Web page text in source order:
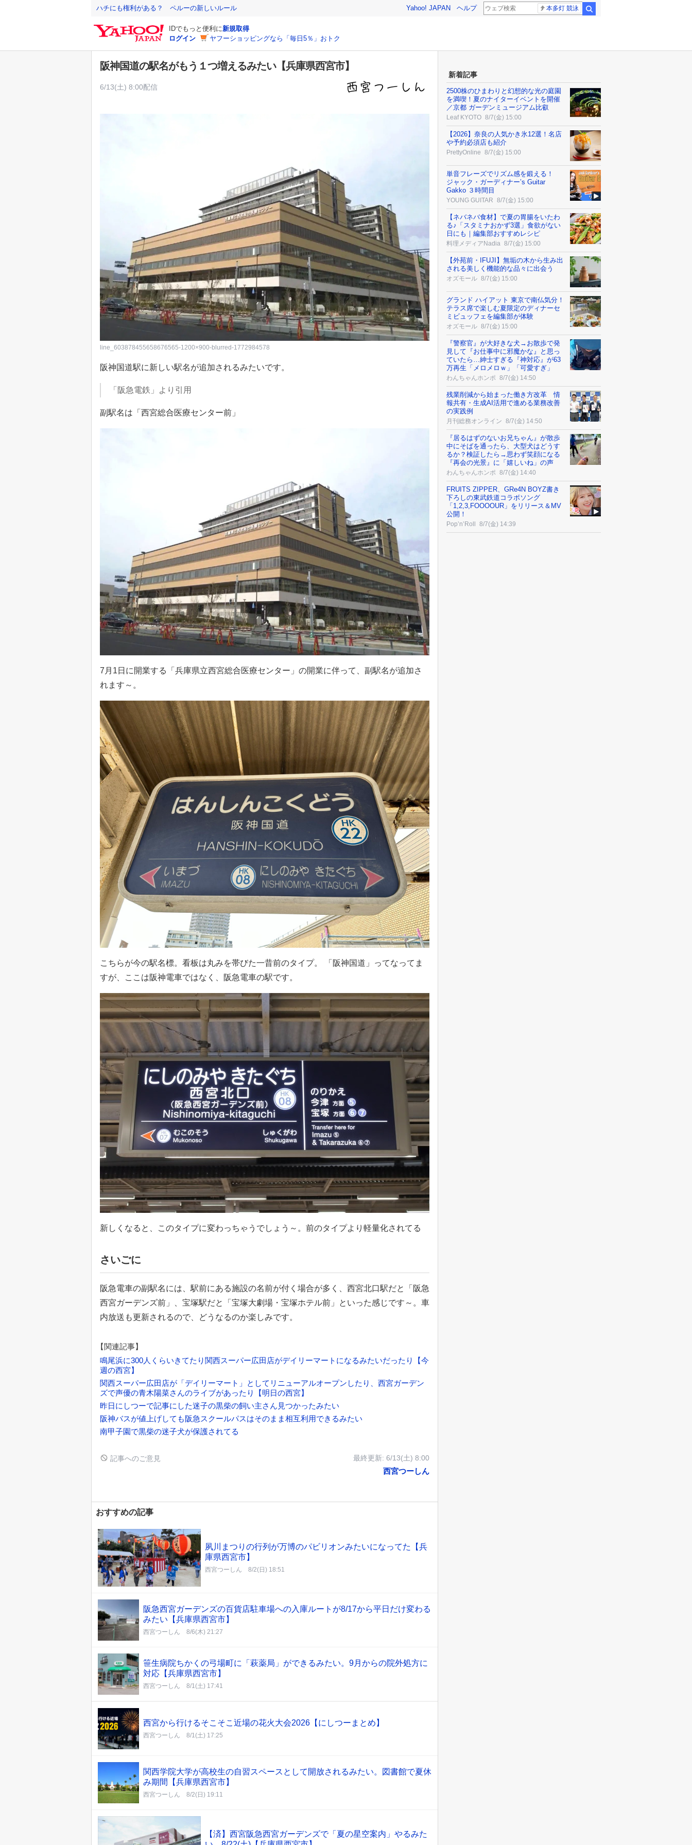
ハチにも権利がある？ ペルーの新しいルール Yahoo! JAPAN ヘルプ 本多灯 競泳
IDでもっと便利に新規取得
ログイン
ヤフーショッピングなら「毎日5％」おトク
阪神国道の駅名がもう１つ増えるみたい【兵庫県西宮市】
6/13(土) 8:00配信
line_603878455658676565-1200×900-blurred-1772984578
阪神国道駅に新しい駅名が追加されるみたいです。
「阪急電鉄」より引用
副駅名は「西宮総合医療センター前」
7月1日に開業する「兵庫県立西宮総合医療センター」の開業に伴って、副駅名が追加さ
れます～。
こちらが今の駅名標。看板は丸みを帯びた一昔前のタイプ。 「阪神国道」ってなってま
すが、ここは阪神電車ではなく、阪急電車の駅です。
新しくなると、このタイプに変わっちゃうでしょう～。前のタイプより軽量化されてる
さいごに
阪急電車の副駅名には、駅前にある施設の名前が付く場合が多く、西宮北口駅だと「阪急
西宮ガーデンズ前」、宝塚駅だと「宝塚大劇場・宝塚ホテル前」といった感じです～。車
内放送も更新されるので、どうなるのか楽しみです。
【関連記事】
鳴尾浜に300人くらいきてたり関西スーパー広田店がデイリーマートになるみたいだったり【今
週の西宮】
関西スーパー広田店が「デイリーマート」としてリニューアルオープンしたり、西宮ガーデン
ズで声優の青木陽菜さんのライブがあったり【明日の西宮】
昨日にしつーで記事にした迷子の黒柴の飼い主さん見つかったみたい
阪神バスが値上げしても阪急スクールパスはそのまま相互利用できるみたい
南甲子園で黒柴の迷子犬が保護されてる
記事へのご意見 最終更新: 6/13(土) 8:00
西宮つーしん
おすすめの記事
夙川まつりの行列が万博のパビリオンみたいになってた【兵
庫県西宮市】
西宮つーしん 8/2(日) 18:51
阪急西宮ガーデンズの百貨店駐車場への入庫ルートが8/17から平日だけ変わる
みたい【兵庫県西宮市】
西宮つーしん 8/6(木) 21:27
笹生病院ちかくの弓場町に「萩薬局」ができるみたい。9月からの院外処方に
対応【兵庫県西宮市】
西宮つーしん 8/1(土) 17:41
西宮から行けるそこそこ近場の花火大会2026【にしつーまとめ】
西宮つーしん 8/1(土) 17:25
関西学院大学が高校生の自習スペースとして開放されるみたい。図書館で夏休
み期間【兵庫県西宮市】
西宮つーしん 8/2(日) 19:11
【済】西宮阪急西宮ガーデンズで「夏の星空案内」やるみた
新着記事
2500株のひまわりと幻想的な光の庭園
を満喫！夏のナイターイベントを開催
／京都 ガーデンミュージアム比叡
Leaf KYOTO 8/7(金) 15:00
【2026】奈良の人気かき氷12選！名店
や予約必須店も紹介
PrettyOnline 8/7(金) 15:00
単音フレーズでリズム感を鍛える！
ジャック・ガーディナー’s Guitar
Gakko ３時間目
YOUNG GUITAR 8/7(金) 15:00
【ネバネバ食材】で夏の胃腸をいたわ
る♪「スタミナおかず3選」食欲がない
日にも｜編集部おすすめレシピ
料理メディアNadia 8/7(金) 15:00
【外苑前・IFUJI】無垢の木から生み出
される美しく機能的な品々に出会う
オズモール 8/7(金) 15:00
グランド ハイアット 東京で南仏気分！
テラス席で楽しむ夏限定のディナーセ
ミビュッフェを編集部が体験
オズモール 8/7(金) 15:00
『警察官』が大好きな犬→お散歩で発
見して『お仕事中に邪魔かな』と思っ
ていたら…紳士すぎる『神対応』が63
万再生「メロメロｗ」「可愛すぎ」
わんちゃんホンポ 8/7(金) 14:50
残業削減から始まった働き方改革 情
報共有・生成AI活用で進める業務改善
の実践例
月刊総務オンライン 8/7(金) 14:50
『居るはずのないお兄ちゃん』が散歩
中にそばを通ったら、大型犬はどうす
るか？検証したら→思わず笑顔になる
『再会の光景』に「嬉しいね」の声
わんちゃんホンポ 8/7(金) 14:40
FRUITS ZIPPER、GRe4N BOYZ書き
下ろしの東武鉄道コラボソング
「1,2,3,FOOOOUR」をリリース＆MV
公開！
Pop’n’Roll 8/7(金) 14:39